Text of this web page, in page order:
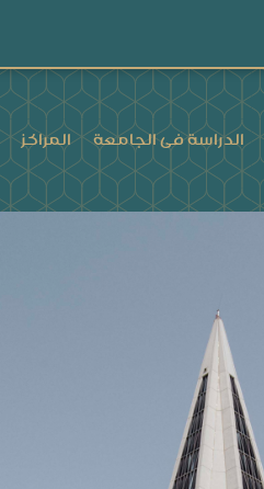
الدراسة فى الجامعة المراكز